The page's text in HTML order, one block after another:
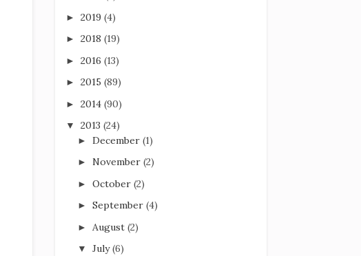
►2019(4)
►2018(19)
►2016(13)
►2015(89)
►2014(90)
▼2013(24)
►December(1)
►November(2)
►October(2)
►September(4)
► August(2)
▼July(6)